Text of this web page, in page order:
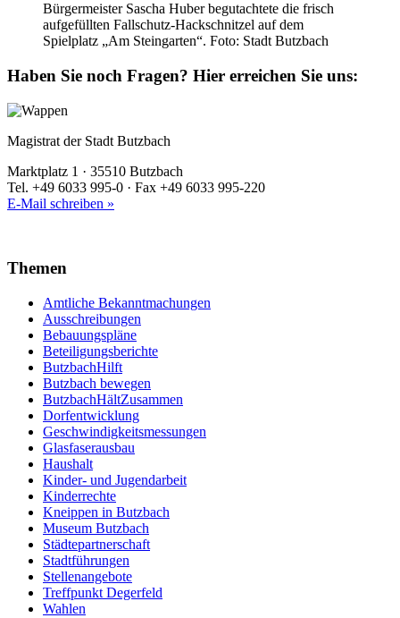
Bürgermeister Sascha Huber begutachtete die frisch
aufgefüllten Fallschutz-Hackschnitzel auf dem
Spielplatz „Am Steingarten“. Foto: Stadt Butzbach
Haben Sie noch Fragen? Hier erreichen Sie uns:
Magistrat der Stadt Butzbach
Marktplatz 1 · 35510 Butzbach
Tel. +49 6033 995-0 · Fax +49 6033 995-220
E-Mail schreiben »
Themen
Amtliche Bekanntmachungen
Ausschreibungen
Bebauungspläne
Beteiligungsberichte
ButzbachHilft
Butzbach bewegen
ButzbachHältZusammen
Dorfentwicklung
Geschwindigkeitsmessungen
Glasfaserausbau
Haushalt
Kinder- und Jugendarbeit
Kinderrechte
Kneippen in Butzbach
Museum Butzbach
Städtepartnerschaft
Stadtführungen
Stellenangebote
Treffpunkt Degerfeld
Wahlen